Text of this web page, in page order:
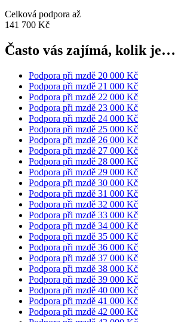
Celková podpora až
141 700 Kč
Často vás zajímá, kolik je…
Podpora při mzdě 20 000 Kč
Podpora při mzdě 21 000 Kč
Podpora při mzdě 22 000 Kč
Podpora při mzdě 23 000 Kč
Podpora při mzdě 24 000 Kč
Podpora při mzdě 25 000 Kč
Podpora při mzdě 26 000 Kč
Podpora při mzdě 27 000 Kč
Podpora při mzdě 28 000 Kč
Podpora při mzdě 29 000 Kč
Podpora při mzdě 30 000 Kč
Podpora při mzdě 31 000 Kč
Podpora při mzdě 32 000 Kč
Podpora při mzdě 33 000 Kč
Podpora při mzdě 34 000 Kč
Podpora při mzdě 35 000 Kč
Podpora při mzdě 36 000 Kč
Podpora při mzdě 37 000 Kč
Podpora při mzdě 38 000 Kč
Podpora při mzdě 39 000 Kč
Podpora při mzdě 40 000 Kč
Podpora při mzdě 41 000 Kč
Podpora při mzdě 42 000 Kč